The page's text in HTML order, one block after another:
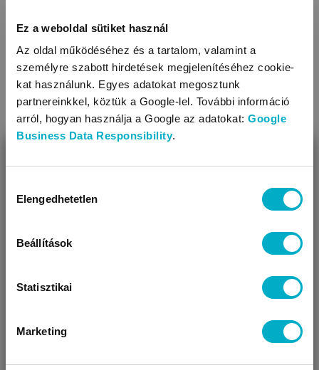
Ez a weboldal sütiket használ
Az oldal működéséhez és a tartalom, valamint a
személyre szabott hirdetések megjelenítéséhez cookie-
kat használunk. Egyes adatokat megosztunk
partnereinkkel, köztük a Google-lel. További információ
arról, hogyan használja a Google az adatokat: Google
Business Data Responsibility.
kiválasztása
Elengedhetetlen
Beállítások
Statisztikai
Marketing
Baby letters
LEÍRÁS ÉS TULAJDONSÁGOK
A hagyomány szerint várandós kismamák viselik, ugyanis a
lelógatva hordja, akkor a hangját a baba a születése után is
megismeri, és nagyon hamar megnyugszik tőle.
Tulajdonságok
Vegyes színekben kapható
Úgy látjuk, most jársz nálunk először!
VÁRANDÓS
AJÁNDÉKOT